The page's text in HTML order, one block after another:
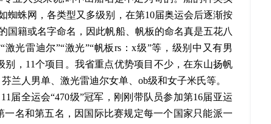
蜘蛛网，各类型又多级别，在第10届奥运会后逐渐按
国籍或名字命名，因此帆船、帆板的命名真是五花八
激光雷迪尔”“激光”“帆板rs：x级”等，级别中又有男
，11个项目。我省重点优势项目不少，在东山扬帆
兰人男单、激光雷迪尔女单、ob级和女子米氏等。
11届全运会“470级”冠军，刚刚带队员参加第16届亚运
名和第五名，因国际比赛规定每一个国家只能派一